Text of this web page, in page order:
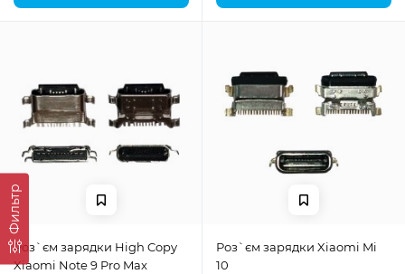
Фильтр
Роз`єм зарядки High Copy
Xiaomi Note 9 Pro Max
Роз`єм зарядки Xiaomi Mi
10